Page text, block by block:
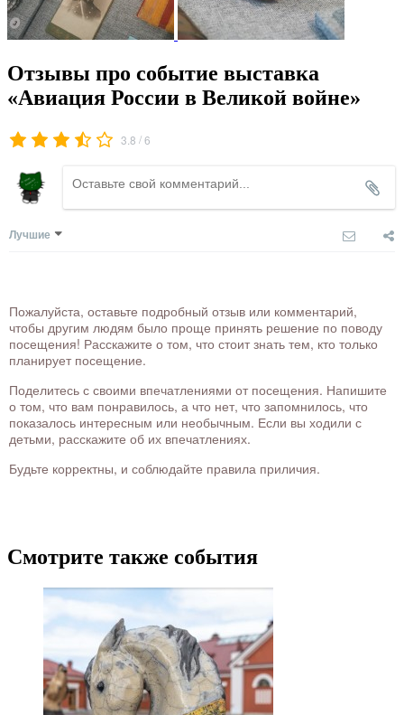
Отзывы про событие выставка
«Авиация России в Великой войне»
3.8 /6
Лучшие
Пожалуйста, оставьте подробный отзыв или комментарий,
чтобы другим людям было проще принять решение по поводу
посещения! Расскажите о том, что стоит знать тем, кто только
планирует посещение.
Поделитесь с своими впечатлениями от посещения. Напишите
о том, что вам понравилось, а что нет, что запомнилось, что
показалось интересным или необычным. Если вы ходили с
детьми, расскажите об их впечатлениях.
Будьте корректны, и соблюдайте правила приличия.
Смотрите также события